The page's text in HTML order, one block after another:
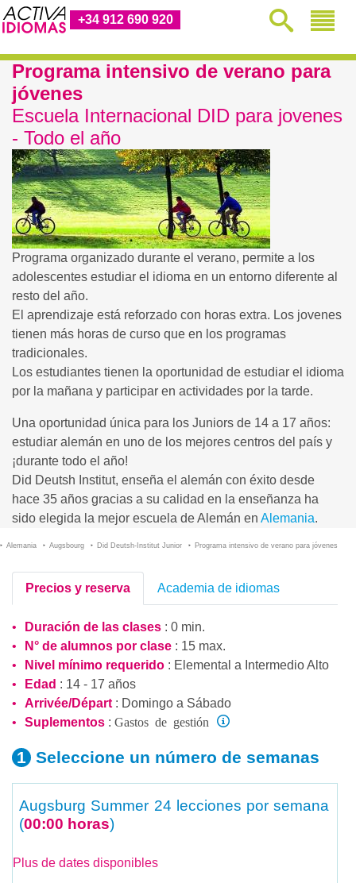
+34 912 690 920
Programa intensivo de verano para
jóvenes
Escuela Internacional DID para jovenes
- Todo el año
Programa organizado durante el verano, permite a los
adolescentes estudiar el idioma en un entorno diferente al
resto del año.
El aprendizaje está reforzado con horas extra. Los jovenes
tienen más horas de curso que en los programas
tradicionales.
Los estudiantes tienen la oportunidad de estudiar el idioma
por la mañana y participar en actividades por la tarde.
Una oportunidad única para los Juniors de 14 a 17 años:
estudiar alemán en uno de los mejores centros del país y
¡durante todo el año!
Did Deutsh Institut, enseña el alemán con éxito desde
hace 35 años gracias a su calidad en la enseñanza ha
sido elegida la mejor escuela de Alemán en Alemania.
Alemania Augsbourg Did Deutsh-Institut Junior Programa intensivo de verano para jóvenes
Precios y reserva Academia de idiomas
Duración de las clases : 0 min.
N° de alumnos por clase : 15 max.
Nivel mínimo requerido : Elemental a Intermedio Alto
Edad : 14 - 17 años
Arrivée/Départ : Domingo a Sábado
Suplementos : Gastos de gestión
Seleccione un número de semanas
Augsburg Summer 24 lecciones por semana
(00:00 horas)
Plus de dates disponibles